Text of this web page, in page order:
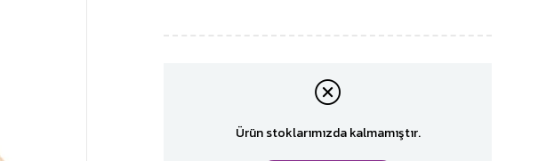
Ürün stoklarımızda kalmamıştır.